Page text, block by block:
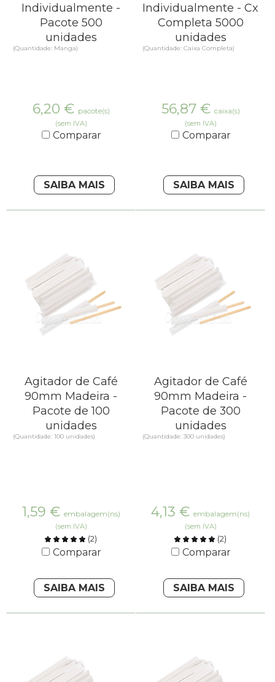
Individualmente -
Pacote 500
unidades
(Quantidade: Manga)
6,20 € pacote(s)
(sem IVA)
Comparar
SAIBA MAIS
Individualmente - Cx
Completa 5000
unidades
(Quantidade: Caixa Completa)
56,87 € caixa(s)
(sem IVA)
Comparar
SAIBA MAIS
Agitador de Café
90mm Madeira -
Pacote de 100
unidades
(Quantidade: 100 unidades)
1,59 € embalagem(ns)
(sem IVA)
(2)
Comparar
SAIBA MAIS
Agitador de Café
90mm Madeira -
Pacote de 300
unidades
(Quantidade: 300 unidades)
4,13 € embalagem(ns)
(sem IVA)
(2)
Comparar
SAIBA MAIS